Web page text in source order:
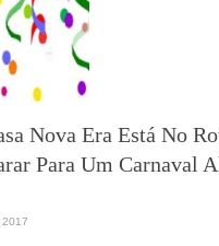
Nova Era Está No
Para Um Carnaval